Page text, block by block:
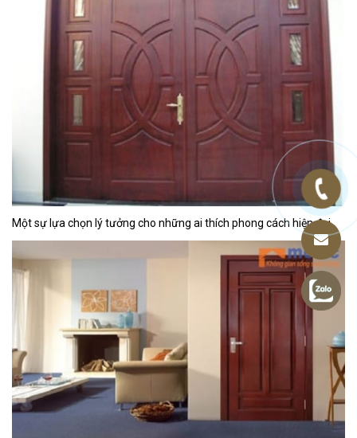
Một sự lựa chọn lý tưởng cho những ai thích phong cách hiện đại.